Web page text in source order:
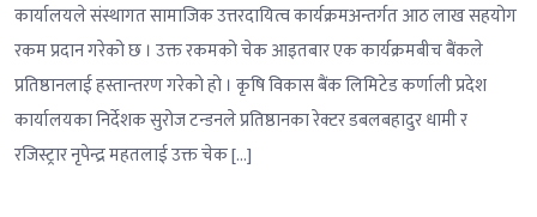
कार्यालयले संस्थागत सामाजिक उत्तरदायित्व कार्यक्रमअन्तर्गत आठ लाख सहयोग
रकम प्रदान गरेको छ । उक्त रकमको चेक आइतबार एक कार्यक्रमबीच बैंकले
प्रतिष्ठानलाई हस्तान्तरण गरेको हो । कृषि विकास बैंक लिमिटेड कर्णाली प्रदेश
कार्यालयका निर्देशक सुरोज टन्डनले प्रतिष्ठानका रेक्टर डबलबहादुर धामी र
रजिस्ट्रार नृपेन्द्र महतलाई उक्त चेक […]